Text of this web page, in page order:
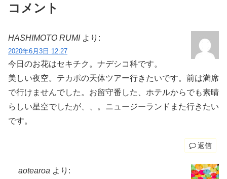
コメント
HASHIMOTO RUMI より:
2020年6月3日 12:27
今日のお花はセキチク。ナデシコ科です。
美しい夜空。テカポの天体ツアー行きたいです。前は満席
で行けませんでした。お留守番した、ホテルからでも素晴
らしい星空でしたが、、。ニュージーランドまた行きたい
です。
返信
aotearoa より: